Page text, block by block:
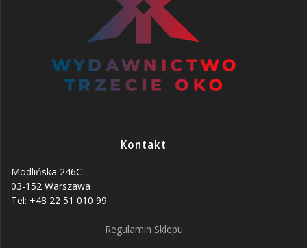
Kontakt
Modlińska 246C
03-152 Warszawa
Tel: +48 22 51 010 99
Regulamin Sklepu